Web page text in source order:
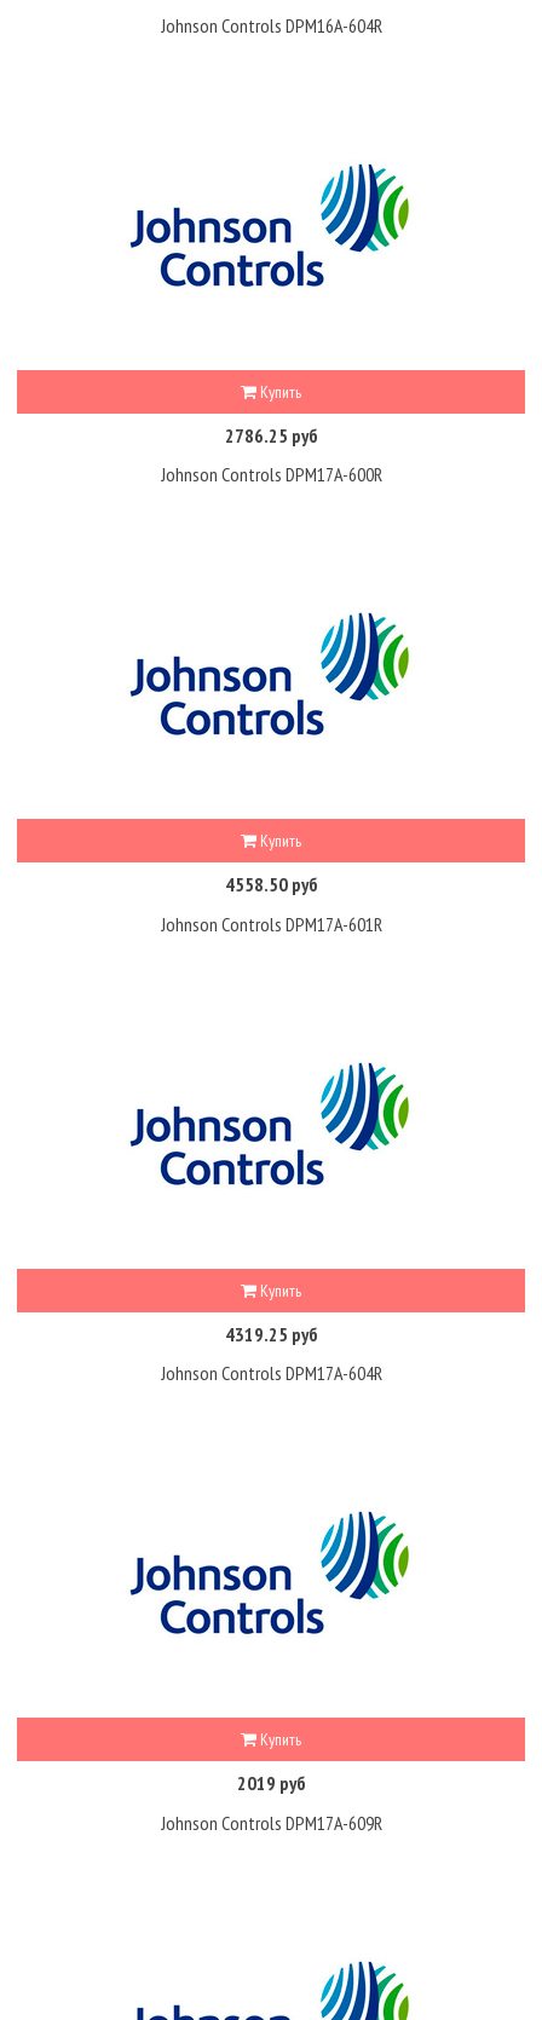
Johnson Controls DPM16A-604R
Купить
2786.25 руб
Johnson Controls DPM17A-600R
Купить
4558.50 руб
Johnson Controls DPM17A-601R
Купить
4319.25 руб
Johnson Controls DPM17A-604R
Купить
2019 руб
Johnson Controls DPM17A-609R